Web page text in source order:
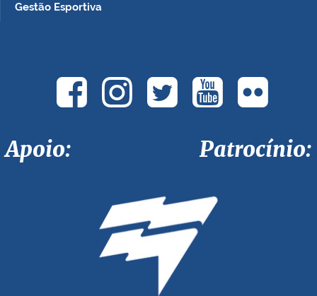
Gestão Esportiva
Apoio: Patrocínio: